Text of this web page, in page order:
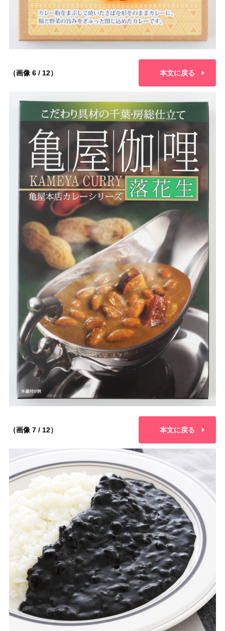
（画像 6 / 12） 本文に戻る
（画像 7 / 12） 本文に戻る